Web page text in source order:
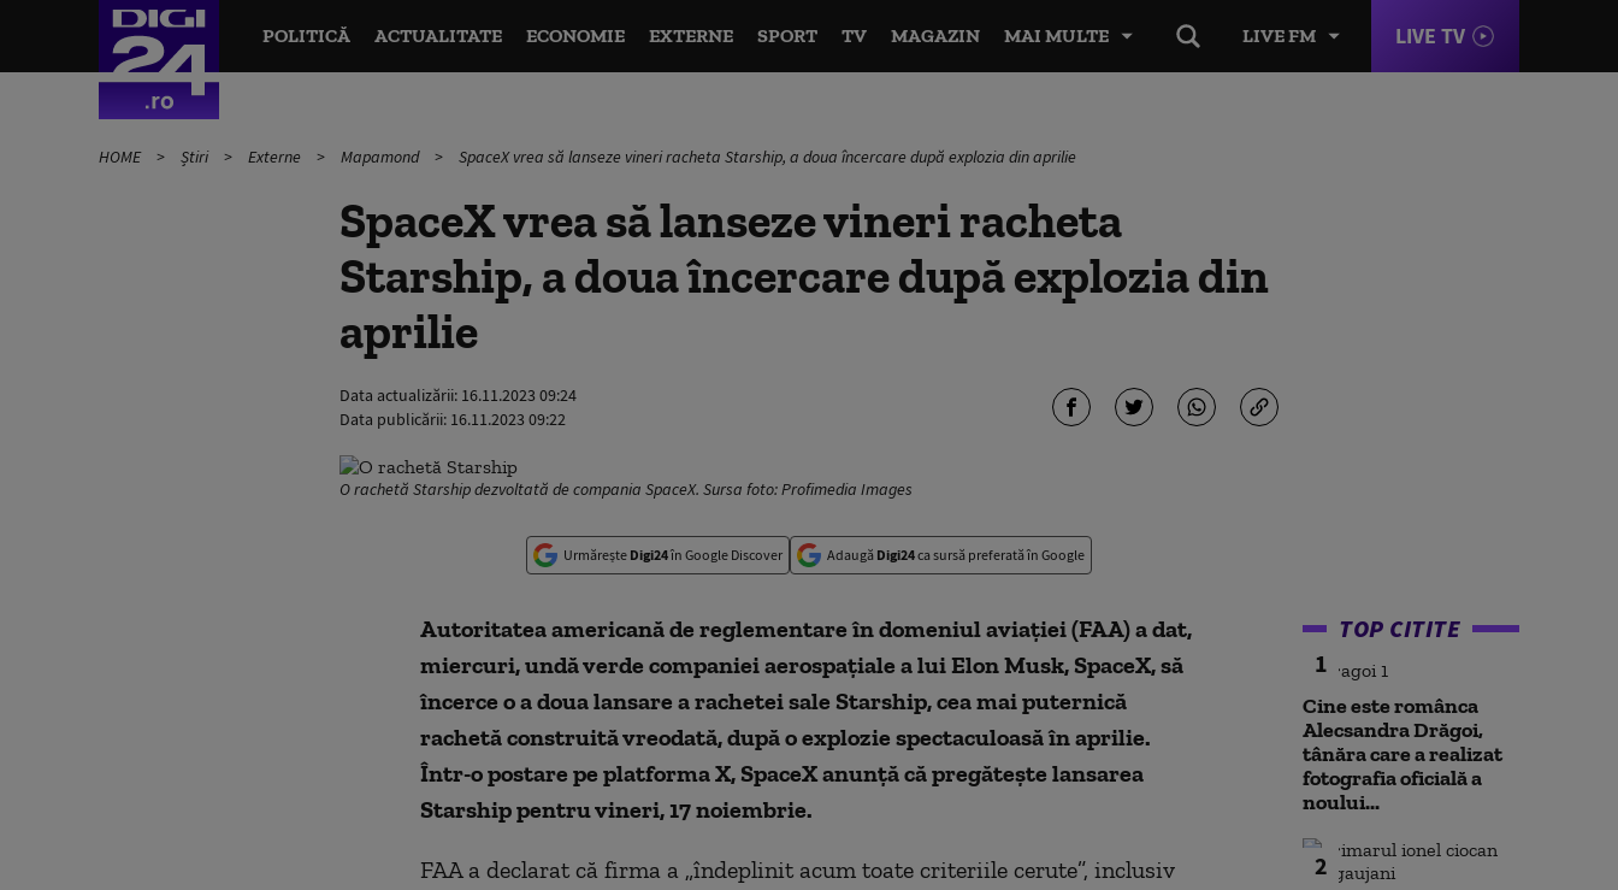
LIVE FM LIVE TV
POLITICĂ ACTUALITATE ECONOMIE EXTERNE SPORT TV MAGAZIN MAI MULTE
HOME Știri Externe Mapamond SpaceX vrea să lanseze vineri racheta Starship, a doua încercare după explozia din aprilie
SpaceX vrea să lanseze vineri racheta
Starship, a doua încercare după explozia din
aprilie
Data actualizării: 16.11.2023 09:24
Data publicării: 16.11.2023 09:22
O rachetă Starship dezvoltată de compania SpaceX. Sursa foto: Profimedia Images
Urmărește Digi24în Google Discover Adaugă Digi24ca sursă preferată în Google
Autoritatea americană de reglementare în domeniul aviaţiei (FAA) a dat,
miercuri, undă verde companiei aerospaţiale a lui Elon Musk, SpaceX, să
încerce o a doua lansare a rachetei sale Starship, cea mai puternică
rachetă construită vreodată, după o explozie spectaculoasă în aprilie.
Într-o postare pe platforma X, SpaceX anunță că pregătește lansarea
Starship pentru vineri, 17 noiembrie.
FAA a declarat că firma a „îndeplinit acum toate criteriile cerute”, inclusiv
TOP CITITE
1
Cine este românca
Alecsandra Drăgoi,
tânăra care a realizat
fotografia oficială a
noului...
2